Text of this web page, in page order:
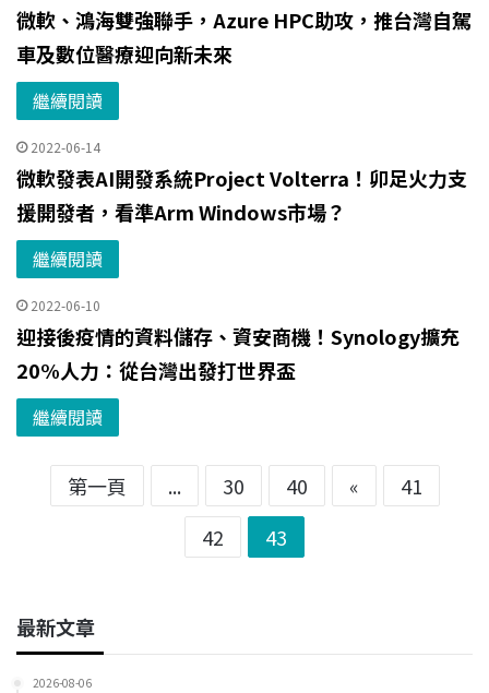
微軟、鴻海雙強聯手，Azure HPC助攻，推台灣自駕
車及數位醫療迎向新未來
繼續閱讀
2022-06-14
微軟發表AI開發系統Project Volterra！卯足火力支
援開發者，看準Arm Windows市場？
繼續閱讀
2022-06-10
迎接後疫情的資料儲存、資安商機！Synology擴充
20%人力：從台灣出發打世界盃
繼續閱讀
第一頁 ... 30 40 «
41
42
43
最新文章
2026-08-06